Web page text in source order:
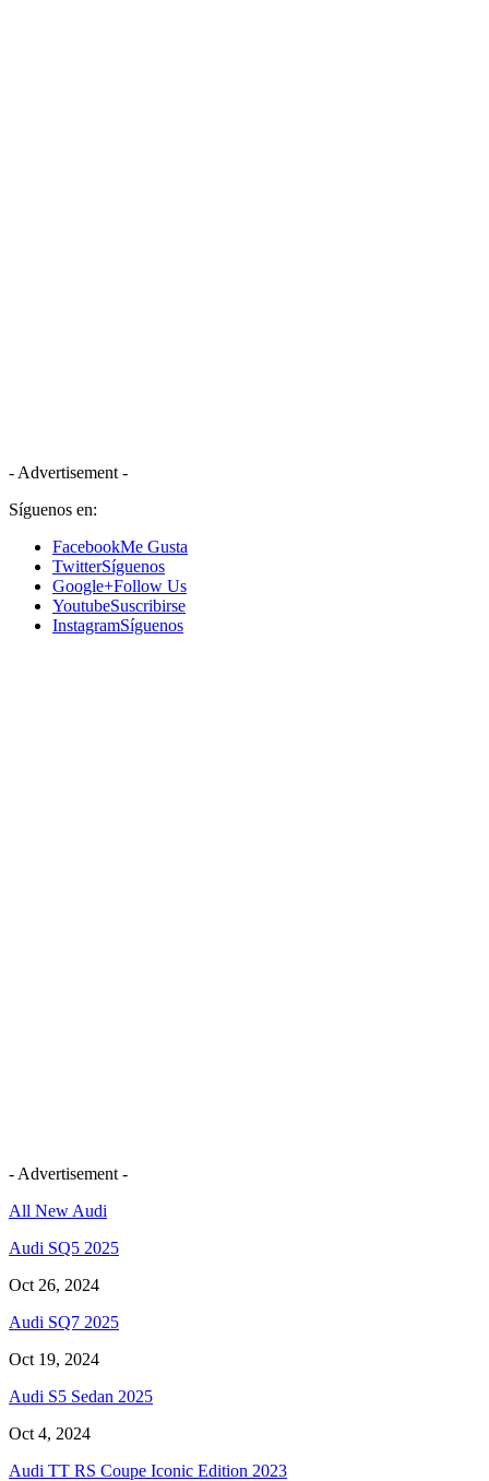
- Advertisement -
Síguenos en:
FacebookMe Gusta
TwitterSíguenos
Google+Follow Us
YoutubeSuscribirse
InstagramSíguenos
- Advertisement -
All New Audi
Audi SQ5 2025
Oct 26, 2024
Audi SQ7 2025
Oct 19, 2024
Audi S5 Sedan 2025
Oct 4, 2024
Audi TT RS Coupe Iconic Edition 2023